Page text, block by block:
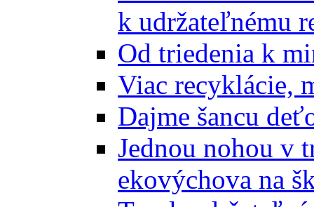
k udržateľnému
Od triedenia k
Viac recyklácie,
Dajme šancu
Jednou nohou v
ekovýchova na